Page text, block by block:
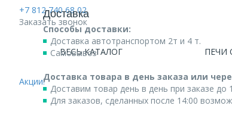
+7 812 740 68 02
Заказать звонок
ВЕСЬ КАТАЛОГ ПЕЧИ
Акции!
Доставка
Способы доставки:
Доставка автотранспортом 2т и 4 т.
Самовывоз
Доставка товара в день заказа или
Доставим товар день в день при заказе до
Для заказов, сделанных после 14:00